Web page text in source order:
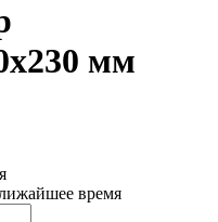
мм
время